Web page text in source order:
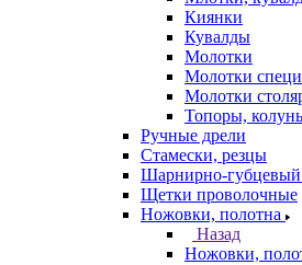
Киянки
Кувалды
Молотки
Молотки
Молотки
Топоры,
Ручные дрели
Стамески, резцы
Шарнирно-губцевый
Щетки проволочные
Ножовки, полотна
Назад
Ножовки,